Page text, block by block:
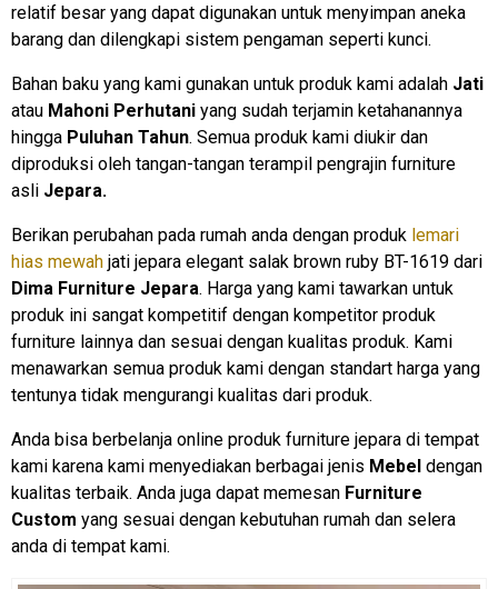
relatif besar yang dapat digunakan untuk menyimpan aneka
barang dan dilengkapi sistem pengaman seperti kunci.
Bahan baku yang kami gunakan untuk produk kami adalah Jati
atau Mahoni Perhutani yang sudah terjamin ketahanannya
hingga Puluhan Tahun. Semua produk kami diukir dan
diproduksi oleh tangan-tangan terampil pengrajin furniture
asli Jepara.
Berikan perubahan pada rumah anda dengan produk lemari
hias mewah jati jepara elegant salak brown ruby BT-1619 dari
Dima Furniture Jepara. Harga yang kami tawarkan untuk
produk ini sangat kompetitif dengan kompetitor produk
furniture lainnya dan sesuai dengan kualitas produk. Kami
menawarkan semua produk kami dengan standart harga yang
tentunya tidak mengurangi kualitas dari produk.
Anda bisa berbelanja online produk furniture jepara di tempat
kami karena kami menyediakan berbagai jenis Mebel dengan
kualitas terbaik. Anda juga dapat memesan Furniture
Custom yang sesuai dengan kebutuhan rumah dan selera
anda di tempat kami.